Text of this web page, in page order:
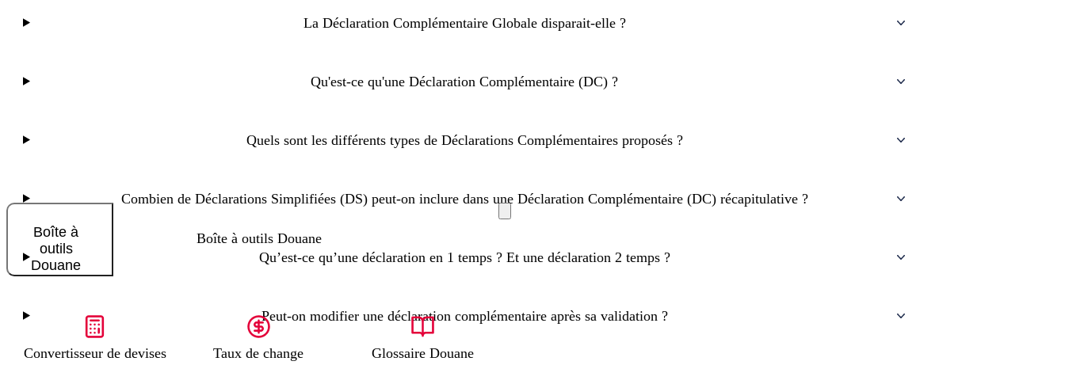
La Déclaration Complémentaire Globale disparait-elle ?
Qu'est-ce qu'une Déclaration Complémentaire (DC) ?
Quels sont les différents types de Déclarations Complémentaires proposés ?
Combien de Déclarations Simplifiées (DS) peut-on inclure dans une Déclaration Complémentaire (DC) récapitulative ?
Qu’est-ce qu’une déclaration en 1 temps ? Et une déclaration 2 temps ?
Peut-on modifier une déclaration complémentaire après sa validation ?
Boîte à
outils
Douane
Boîte à outils Douane
Convertisseur de devises Taux de change Glossaire Douane